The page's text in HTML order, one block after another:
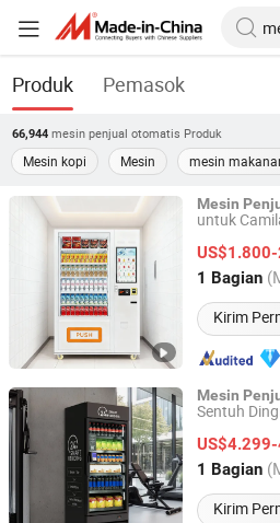
Produk Pemasok
66,944 mesin penjual otomatis Produk
Mesin kopi Mesin mesin
Mesin
untuk
1 Bagian
Kirim
Chuanghejia Technology
Guangdong, China
Mesin
Sentuh
1 Bagian
Kirim
Shenzhen Haha Zero Beast
Guangdong, China